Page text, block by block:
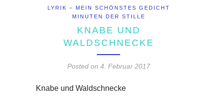
LYRIK – MEIN SCHÖNSTES GEDICHT
MINUTEN DER STILLE
KNABE UND
WALDSCHNECKE
Posted on 4. Februar 2017
Knabe und Waldschnecke